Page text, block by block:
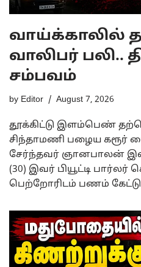
வாய்க்காலில்
வாலிபர் பலி..
சம்பவம்
by Editor August 7, 2026
தூக்கிட்டு இளம்பெண்
சிந்தாமணி பழைய கரூர்
சேர்ந்தவர் ஞானபாலன்
(30) இவர் பியூட்டி
பெற்றோரிடம் பணம்